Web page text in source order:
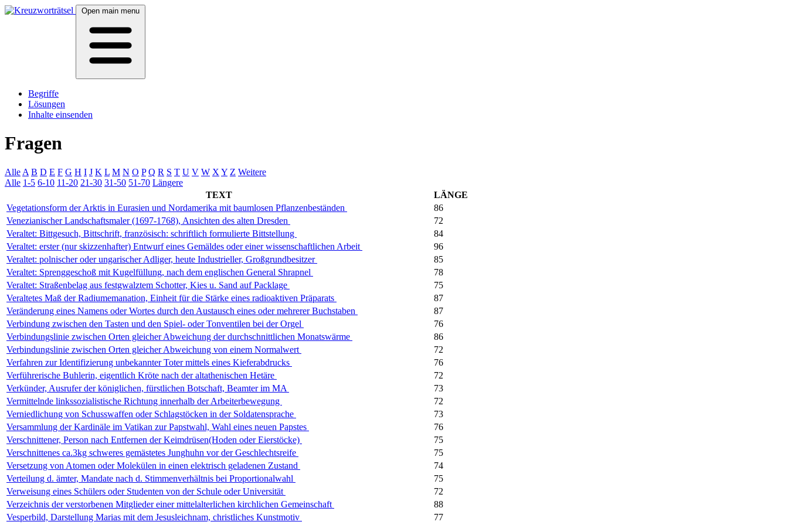
Open main menu
Begriffe
Lösungen
Inhalte einsenden
Fragen
Alle A B D E F G H I J K L M N O P Q R S T U V W X Y Z Weitere
Alle 1-5 6-10 11-20 21-30 31-50 51-70 Längere
TEXT
LÄNGE
Vegetationsform der Arktis in Eurasien und Nordamerika mit baumlosen Pflanzenbeständen
86
Venezianischer Landschaftsmaler (1697-1768), Ansichten des alten Dresden
72
Veraltet: Bittgesuch, Bittschrift, französisch: schriftlich formulierte Bittstellung
84
Veraltet: erster (nur skizzenhafter) Entwurf eines Gemäldes oder einer wissenschaftlichen Arbeit
96
Veraltet: polnischer oder ungarischer Adliger, heute Industrieller, Großgrundbesitzer
85
Veraltet: Sprenggeschoß mit Kugelfüllung, nach dem englischen General Shrapnel
78
Veraltet: Straßenbelag aus festgwalztem Schotter, Kies u. Sand auf Packlage
75
Veraltetes Maß der Radiumemanation, Einheit für die Stärke eines radioaktiven Präparats
87
Veränderung eines Namens oder Wortes durch den Austausch eines oder mehrerer Buchstaben
87
Verbindung zwischen den Tasten und den Spiel- oder Tonventilen bei der Orgel
76
Verbindungslinie zwischen Orten gleicher Abweichung der durchschnittlichen Monatswärme
86
Verbindungslinie zwischen Orten gleicher Abweichung von einem Normalwert
72
Verfahren zur Identifizierung unbekannter Toter mittels eines Kieferabdrucks
76
Verführerische Buhlerin, eigentlich Kröte nach der altathenischen Hetäre
72
Verkünder, Ausrufer der königlichen, fürstlichen Botschaft, Beamter im MA
73
Vermittelnde linkssozialistische Richtung innerhalb der Arbeiterbewegung
72
Verniedlichung von Schusswaffen oder Schlagstöcken in der Soldatensprache
73
Versammlung der Kardinäle im Vatikan zur Papstwahl, Wahl eines neuen Papstes
76
Verschnittener, Person nach Entfernen der Keimdrüsen(Hoden oder Eierstöcke)
75
Verschnittenes ca.3kg schweres gemästetes Junghuhn vor der Geschlechtsreife
75
Versetzung von Atomen oder Molekülen in einen elektrisch geladenen Zustand
74
Verteilung d. ämter, Mandate nach d. Stimmenverhältnis bei Proportionalwahl
75
Verweisung eines Schülers oder Studenten von der Schule oder Universität
72
Verzeichnis der verstorbenen Mitglieder einer mittelalterlichen kirchlichen Gemeinschaft
88
Vesperbild, Darstellung Marias mit dem Jesusleichnam, christliches Kunstmotiv
77